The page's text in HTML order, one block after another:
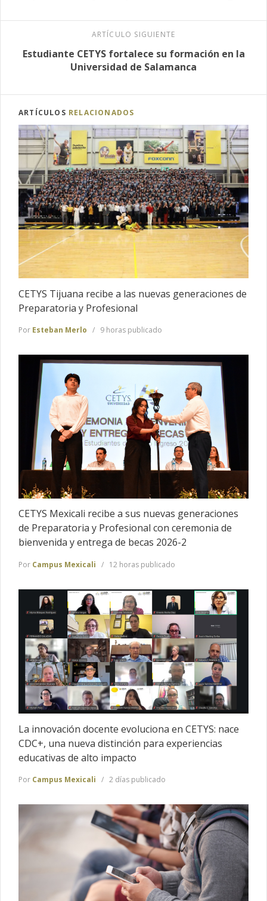
ARTÍCULO SIGUIENTE
Estudiante CETYS fortalece su formación en la
Universidad de Salamanca
ARTÍCULOS RELACIONADOS
CETYS Tijuana recibe a las nuevas generaciones de
Preparatoria y Profesional
Por Esteban Merlo 9 horas publicado
CETYS Mexicali recibe a sus nuevas generaciones
de Preparatoria y Profesional con ceremonia de
bienvenida y entrega de becas 2026-2
Por Campus Mexicali 12 horas publicado
La innovación docente evoluciona en CETYS: nace
CDC+, una nueva distinción para experiencias
educativas de alto impacto
Por Campus Mexicali 2 días publicado